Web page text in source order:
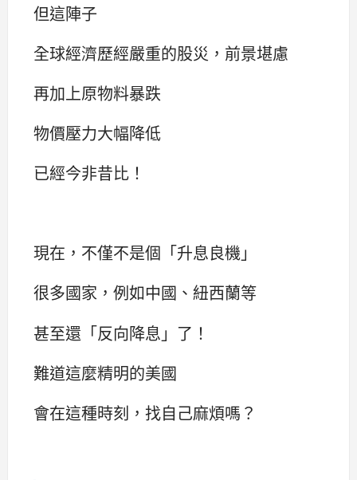
但這陣子
全球經濟歷經嚴重的股災，前景堪慮
再加上原物料暴跌
物價壓力大幅降低
已經今非昔比！
現在，不僅不是個「升息良機」
很多國家，例如中國、紐西蘭等
甚至還「反向降息」了！
難道這麼精明的美國
會在這種時刻，找自己麻煩嗎？